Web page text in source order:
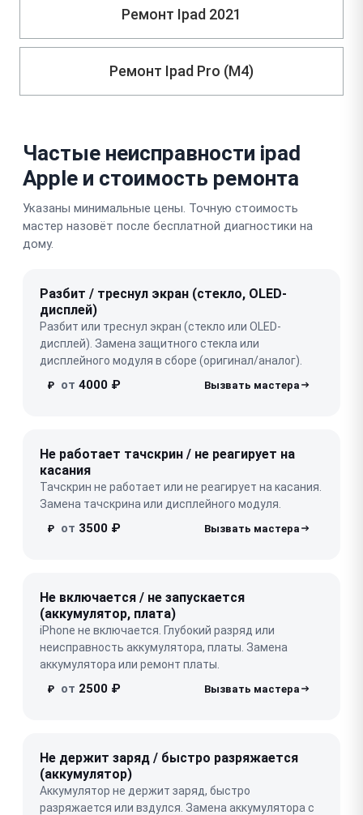
Ремонт Ipad 2021
Ремонт Ipad Pro (M4)
Частые неисправности ipad
Apple и стоимость ремонта
Указаны минимальные цены. Точную стоимость
мастер назовёт после бесплатной диагностики на
дому.
Разбит / треснул экран (стекло, OLED-
дисплей)
Разбит или треснул экран (стекло или OLED-
дисплей). Замена защитного стекла или
дисплейного модуля в сборе (оригинал/аналог).
₽ от 4000 ₽
Не работает тачскрин / не реагирует на
касания
Тачскрин не работает или не реагирует на касания.
Замена тачскрина или дисплейного модуля.
₽ от 3500 ₽
Не включается / не запускается
(аккумулятор, плата)
iPhone не включается. Глубокий разряд или
неисправность аккумулятора, платы. Замена
аккумулятора или ремонт платы.
₽ от 2500 ₽
Не держит заряд / быстро разряжается
(аккумулятор)
Аккумулятор не держит заряд, быстро
разряжается или вздулся. Замена аккумулятора с